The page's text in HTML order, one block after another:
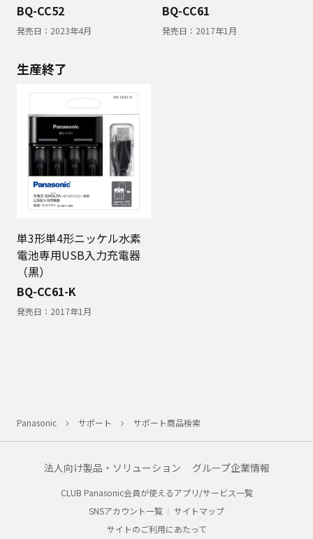
BQ-CC52
発売日： 2023年4月
BQ-CC61
発売日： 2017年1月
生産終了
単3形単4形ニッケル水素
電池専用USB入力充電器
（黒）
BQ-CC61-K
発売日： 2017年1月
Panasonic サポート サポート商品検索
法人向け製品・ソリューション グループ企業情報
CLUB Panasonic会員が使えるアプリ/サービス一覧
SNSアカウント一覧
サイトマップ
サイトのご利用にあたって